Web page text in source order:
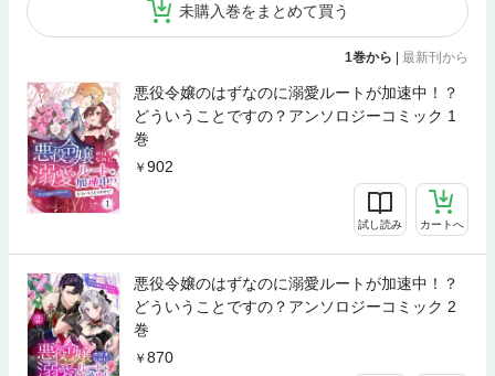
未購入巻をまとめて買う
1巻から | 最新刊から
悪役令嬢のはずなのに溺愛ルートが加速中！？
どういうことですの？アンソロジーコミック 1
巻
902
試し読み カートへ
悪役令嬢のはずなのに溺愛ルートが加速中！？
どういうことですの？アンソロジーコミック 2
巻
870